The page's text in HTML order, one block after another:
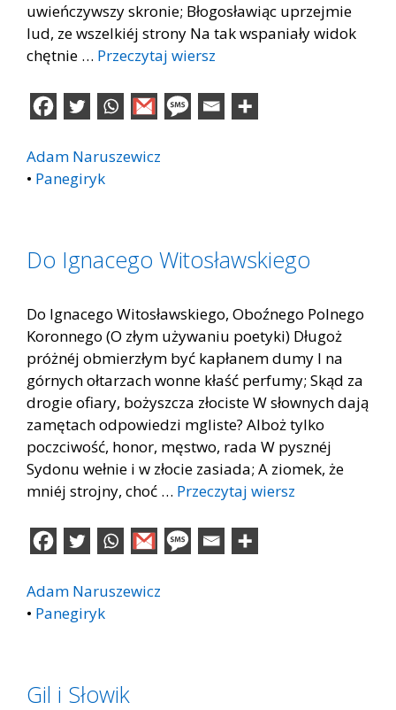
uwieńczywszy skronie; Błogosławiąc uprzejmie
lud, ze wszelkiéj strony Na tak wspaniały widok
chętnie … Przeczytaj wiersz
Adam Naruszewicz
• Panegiryk
Do Ignacego Witosławskiego
Do Ignacego Witosławskiego, Oboźnego Polnego
Koronnego (O złym używaniu poetyki) Długoż
próżnéj obmierzłym być kapłanem dumy I na
górnych ołtarzach wonne kłaść perfumy; Skąd za
drogie ofiary, bożyszcza złociste W słownych dają
zamętach odpowiedzi mgliste? Alboż tylko
poczciwość, honor, męstwo, rada W pysznéj
Sydonu wełnie i w złocie zasiada; A ziomek, że
mniéj strojny, choć … Przeczytaj wiersz
Adam Naruszewicz
• Panegiryk
Gil i Słowik